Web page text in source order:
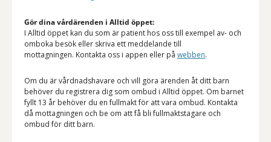
Gör dina vårdärenden i Alltid öppet:
I Alltid öppet kan du som är patient hos oss till exempel av- och
omboka besök eller skriva ett meddelande till
mottagningen. Kontakta oss i appen eller på webben.
Om du är vårdnadshavare och vill göra ärenden åt ditt barn
behöver du registrera dig som ombud i Alltid öppet. Om barnet
fyllt 13 år behöver du en fullmakt för att vara ombud. Kontakta
då mottagningen och be om att få bli fullmaktstagare och
ombud för ditt barn.